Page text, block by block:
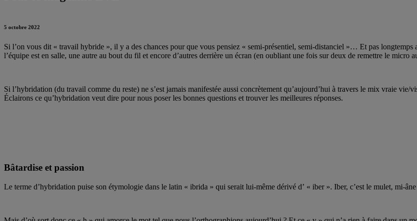
5 octobre 2022
Si l’on vous dit « travail hybride », il y a des chances pour que vous pensiez « semi-présentiel, semi-distanciel »… Et pas
l’équipe est en salle, une autre au bout du fil et encore d’autres derrière un écran (en oubliant une fois sur deux de remettre le micro
Si l’hybridation (du travail comme du reste) ne s’est jamais manifestée aussi concrètement qu’aujourd’hui à travers le mix vraie vie/
Éclairons ce qu’hybridation veut dire pour nous poser les bonnes questions et trouver les meilleures réponses.
Bâtardise et passion
Le terme d’hybridation puise son étymologie dans le latin « ibrida » qui serait lui-même dérivé d’ « iber ». Iber, c’est le mulet, mi-